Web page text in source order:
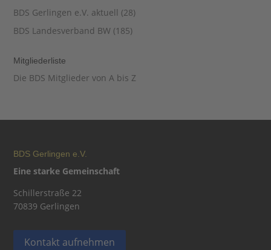
BDS Gerlingen e.V. aktuell (28)
BDS Landesverband BW (185)
Mitgliederliste
Die BDS Mitglieder von A bis Z
BDS Gerlingen e.V.
Eine starke Gemeinschaft
Schillerstraße 22
70839 Gerlingen
Kontakt aufnehmen